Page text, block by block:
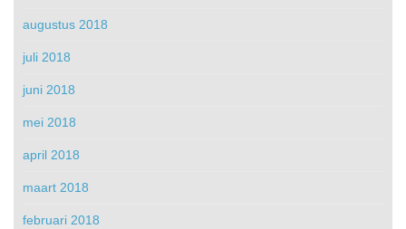
augustus 2018
juli 2018
juni 2018
mei 2018
april 2018
maart 2018
februari 2018